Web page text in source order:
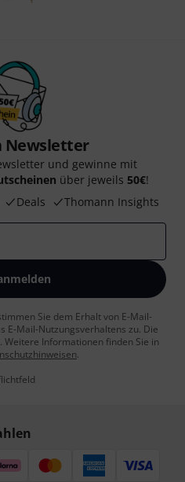
Newsletter
und gewinne mit
über jeweils 50€!
Deals Thomann Insights
Sie dem Erhalt von E-Mail-
E-Mail-Nutzungsverhaltens zu. Die
Informationen finden Sie in
.